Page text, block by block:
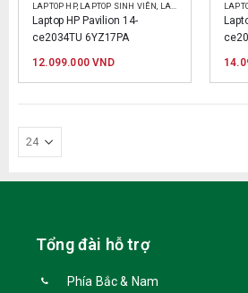
LAPTOP HP, LAPTOP SINH VIÊN, LAPTOP VĂN PHÒNG
Laptop HP Pavilion 14-
ce2034TU 6YZ17PA
12.099.000VND
Tổng đài hỗ trợ
Phía Bắc & Nam